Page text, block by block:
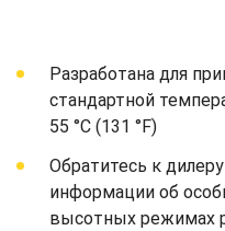
Разработана для
стандартной
55 °C (131 °F)
Обратитесь к
информации об
высотных режимах